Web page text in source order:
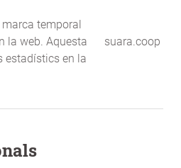
temporal
la web. Aquesta
estadístics en la
suara.coop